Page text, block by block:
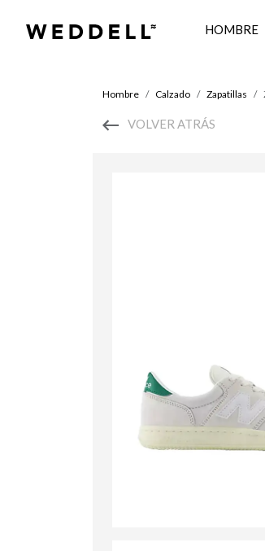
HOMBRE
Hombre Calzado Zapatillas
VOLVER ATRÁS